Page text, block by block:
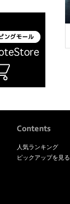
人気ランキング
ピックアップを見る